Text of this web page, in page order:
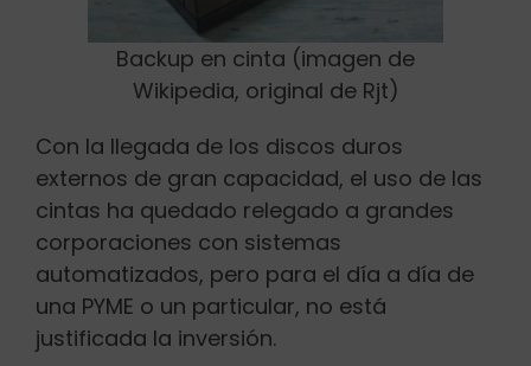
Backup en cinta (imagen de
Wikipedia, original de Rjt)
Con la llegada de los discos duros
externos de gran capacidad, el uso de las
cintas ha quedado relegado a grandes
corporaciones con sistemas
automatizados, pero para el día a día de
una PYME o un particular, no está
justificada la inversión.